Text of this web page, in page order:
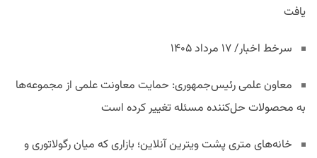
یافت
سرخط اخبار/ ۱۷ مرداد ۱۴۰۵
معاون علمی رئیس‌جمهوری: حمایت معاونت علمی از مجموعه‌ها
به محصولات حل‌کننده مسئله تغییر کرده است
خانه‌های متری پشت ویترین آنلاین؛ بازاری که میان رگولاتوری و